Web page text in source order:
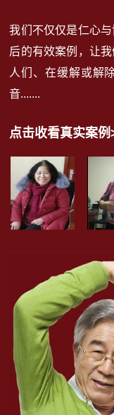
我们不仅仅是仁心
后的有效案例，让
人们、在缓解或解
音.......
点击收看真实案例